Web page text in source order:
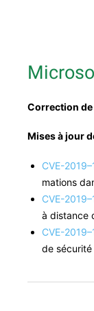
Cor­rec­tion
Mis­es à jour
CVE-
ma­tions
CVE-
à dis­tance
CVE-
de